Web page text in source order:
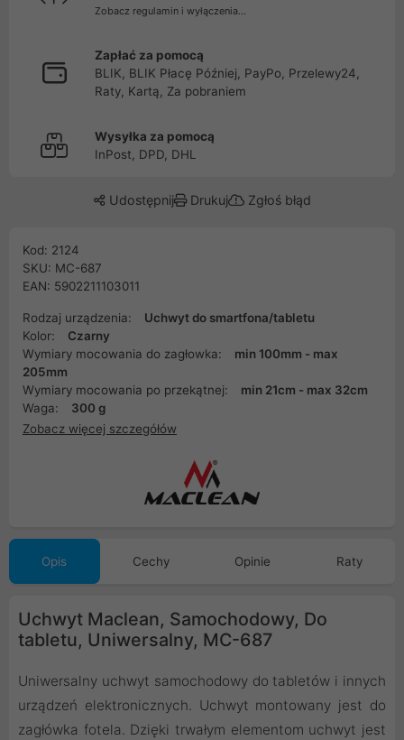
Zobacz regulamin i wyłączenia...
Zapłać za pomocą
BLIK, BLIK Płacę Później, PayPo, Przelewy24,
Raty, Kartą, Za pobraniem
Wysyłka za pomocą
InPost, DPD, DHL
Udostępnij Drukuj Zgłoś błąd
Kod: 2124
SKU: MC-687
EAN: 5902211103011
Rodzaj urządzenia:
Uchwyt do smartfona/tabletu
Kolor:
Czarny
Wymiary mocowania do zagłowka:
min 100mm - max
205mm
Wymiary mocowania po przekątnej:
min 21cm - max 32cm
Waga:
300 g
Zobacz więcej szczegółów
Opis Cechy Opinie Raty
Uchwyt Maclean, Samochodowy, Do
tabletu, Uniwersalny, MC-687
Uniwersalny uchwyt samochodowy do tabletów i innych
urządzeń elektronicznych. Uchwyt montowany jest do
zagłówka fotela. Dzięki trwałym elementom uchwyt jest